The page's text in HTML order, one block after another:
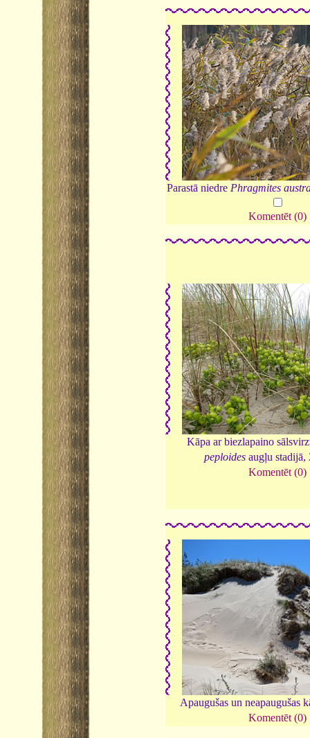
Parastā niedre Phragmites
Komentēt (0)
Kāpa ar biezlapaino
peploides augļu stadijā,
Komentēt (0)
Apaugušas un neapaugušas
Komentēt (0)